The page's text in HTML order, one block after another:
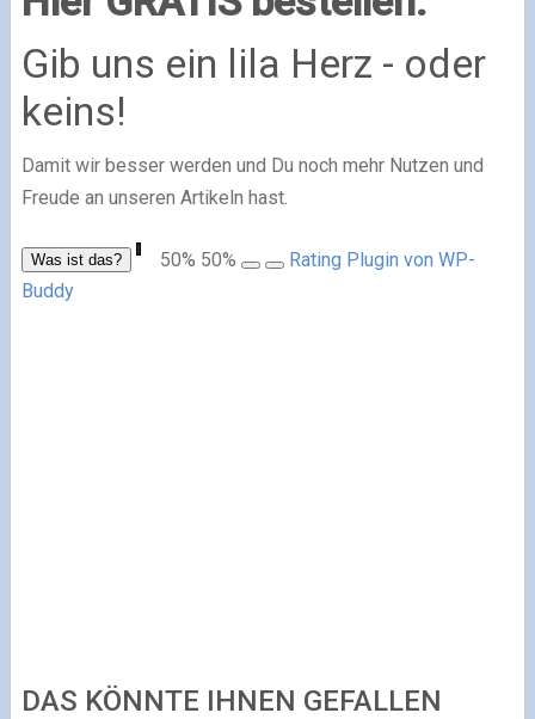
Gib uns ein lila Herz - oder
keins!
Damit wir besser werden und Du noch mehr Nutzen und
Freude an unseren Artikeln hast.
Was ist das? 50% 50%
Rating Plugin von WP-
Buddy
DAS KÖNNTE IHNEN GEFALLEN